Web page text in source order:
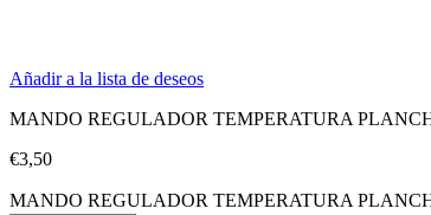
Añadir a la lista de deseos
MANDO REGULADOR TEMPERATURA
€3,50
MANDO REGULADOR TEMPERATURA